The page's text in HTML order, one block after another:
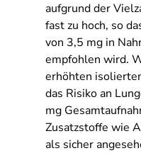
aufgrund der
fast zu hoch, so
von 3,5 mg in
empfohlen wird.
erhöhten
das Risiko an
mg
Zusatzstoffe wie
als sicher